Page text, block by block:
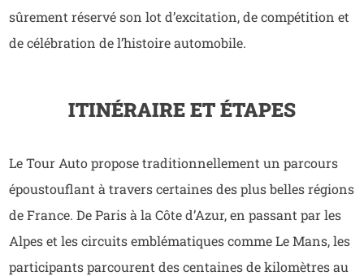
sûrement réservé son lot d’excitation, de compétition et
de célébration de l’histoire automobile.
ITINÉRAIRE ET ÉTAPES
Le Tour Auto propose traditionnellement un parcours
époustouflant à travers certaines des plus belles régions
de France. De Paris à la Côte d’Azur, en passant par les
Alpes et les circuits emblématiques comme Le Mans, les
participants parcourent des centaines de kilomètres au